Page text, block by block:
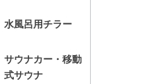
水風呂用チラー
サウナカー・移動
式サウナ